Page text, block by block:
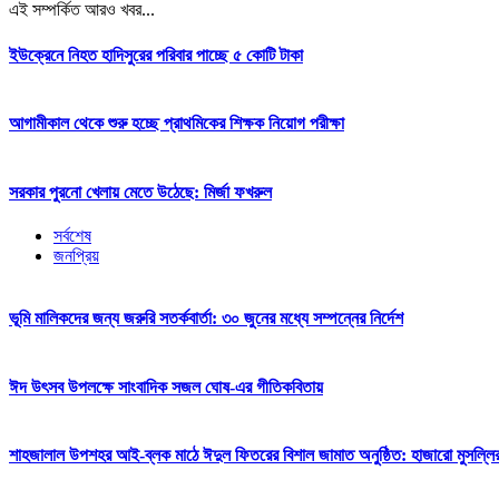
এই সম্পর্কিত আরও খবর...
ইউক্রেনে নিহত হাদিসুরের পরিবার পাচ্ছে ৫ কোটি টাকা
আগামীকাল থেকে শুরু হচ্ছে প্রাথমিকের শিক্ষক নিয়োগ পরীক্ষা
সরকার পুরনো খেলায় মেতে উঠেছে: মির্জা ফখরুল
সর্বশেষ
জনপ্রিয়
ভূমি মালিকদের জন্য জরুরি সতর্কবার্তা: ৩০ জুনের মধ্যে সম্পন্নের নির্দেশ
ঈদ উৎসব উপলক্ষে সাংবাদিক সজল ঘোষ-এর গীতিকবিতায়
শাহজালাল উপশহর আই-ব্লক মাঠে ঈদুল ফিতরের বিশাল জামাত অনুষ্ঠিত: হাজারো